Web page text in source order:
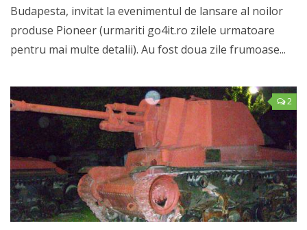
Budapesta, invitat la evenimentul de lansare al noilor
produse Pioneer (urmariti go4it.ro zilele urmatoare
pentru mai multe detalii). Au fost doua zile frumoase...
2